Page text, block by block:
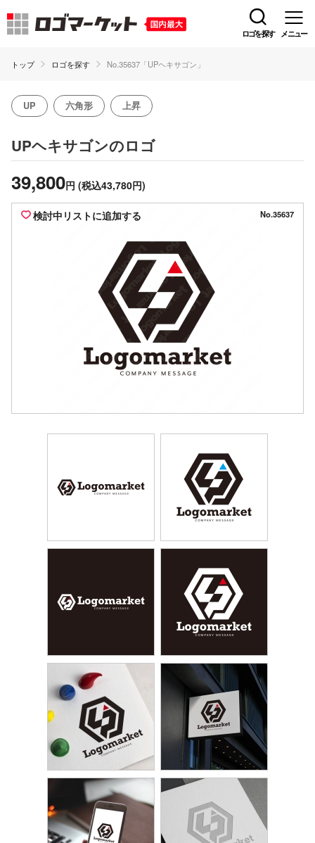
ロゴを探す メニュー
トップ ロゴを探す No.35637「UPヘキサゴン」
UP 六角形 上昇
UPヘキサゴンのロゴ
39,800円 (税込43,780円)
検討中リストに追加する No.35637